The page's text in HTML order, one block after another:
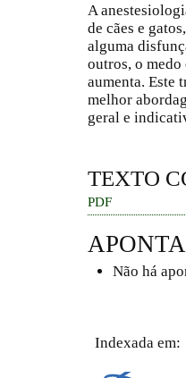
A
de cães e
alguma
outros, o
aumenta. Este
melhor
geral e
TEXTO
PDF
Não há
Indexada em: